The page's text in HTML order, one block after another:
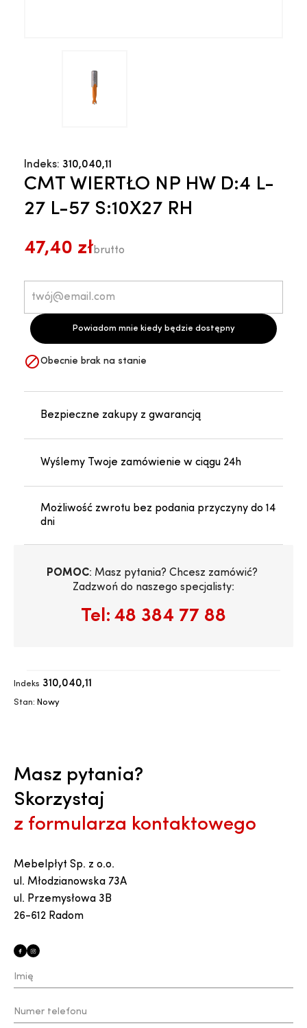
Indeks: 310,040,11
CMT WIERTŁO NP HW D:4 L-
27 L-57 S:10X27 RH
47,40 złbrutto
Powiadom mnie kiedy będzie dostępny
Obecnie brak na stanie
Bezpieczne zakupy z gwarancją
Wyślemy Twoje zamówienie w ciągu 24h
Możliwość zwrotu bez podania przyczyny do 14
dni
POMOC: Masz pytania? Chcesz zamówić?
Zadzwoń do naszego specjalisty:
Tel: 48 384 77 88
Indeks 310,040,11
Stan: Nowy
Masz pytania?
Skorzystaj
z formularza kontaktowego
Mebelpłyt Sp. z o.o.
ul. Młodzianowska 73A
ul. Przemysłowa 3B
26-612 Radom